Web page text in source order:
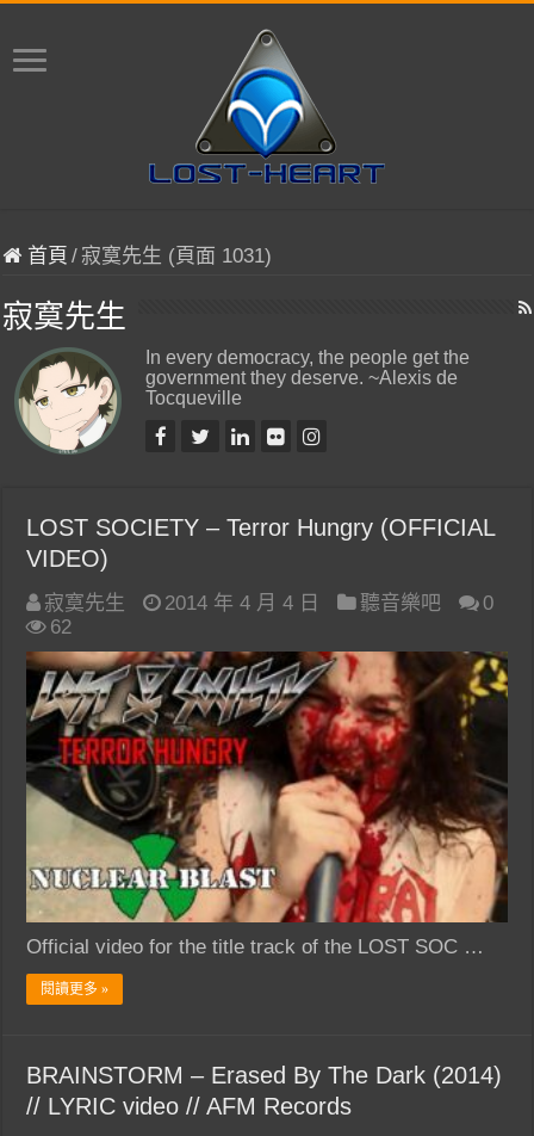
首頁 /寂寞先生 (頁面 1031)
寂寞先生
In every democracy, the people get the
government they deserve. ~Alexis de
Tocqueville
LOST SOCIETY – Terror Hungry (OFFICIAL
VIDEO)
寂寞先生 2014 年 4 月 4 日 聽音樂吧
0
62
Official video for the title track of the LOST SOC …
閱讀更多 »
BRAINSTORM – Erased By The Dark (2014)
// LYRIC video // AFM Records